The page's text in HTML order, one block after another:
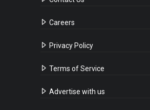
Careers
Privacy Policy
Terms of Service
Advertise with us